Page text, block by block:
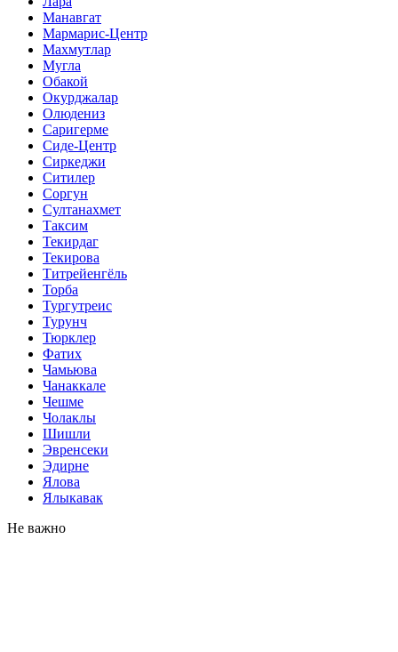
Манавгат
Мармарис-Центр
Махмутлар
Мугла
Обакой
Окурджалар
Олюдениз
Саригерме
Сиде-Центр
Сиркеджи
Ситилер
Соргун
Султанахмет
Таксим
Текирдаг
Текирова
Титрейенгёль
Торба
Тургутреис
Турунч
Тюрклер
Фатих
Чамьюва
Чанаккале
Чешме
Чолаклы
Шишли
Эвренсеки
Эдирне
Ялова
Ялыкавак
Не важно